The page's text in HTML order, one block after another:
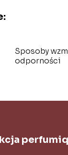
Sposoby
odporności